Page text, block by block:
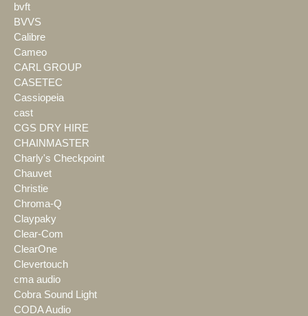
bvft
BVVS
Calibre
Cameo
CARL GROUP
CASETEC
Cassiopeia
cast
CGS DRY HIRE
CHAINMASTER
Charly's Checkpoint
Chauvet
Christie
Chroma-Q
Claypaky
Clear-Com
ClearOne
Clevertouch
cma audio
Cobra Sound Light
CODA Audio